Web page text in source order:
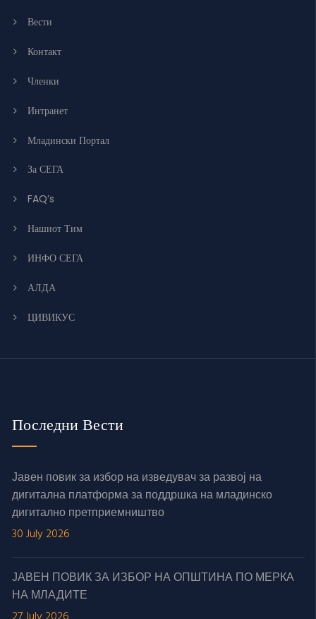
Вести
Контакт
Членки
Интранет
Младински Портал
За СЕГА
FAQ’s
Нашиот Тим
ИНФО СЕГА
АЛДА
ЦИВИКУС
Последни Вести
Јавен повик за избор на изведувач за развој на
дигитална платформа за поддршка на младинско
дигитално претприемништво
30 July 2026
ЈАВЕН ПОВИК ЗА ИЗБОР НА ОПШТИНА ПО МЕРКА
НА МЛАДИТЕ